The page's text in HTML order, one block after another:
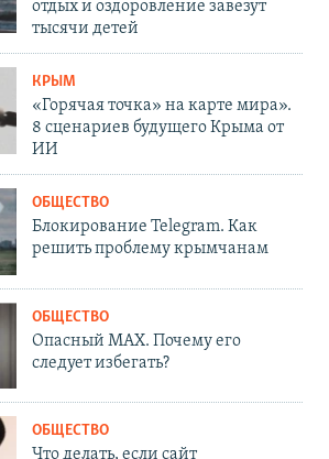
отдых и оздоровление завезут
тысячи детей
КРЫМ
«Горячая точка» на карте мира».
8 сценариев будущего Крыма от
ИИ
ОБЩЕСТВО
Блокирование Telegram. Как
решить проблему крымчанам
ОБЩЕСТВО
Опасный MAX. Почему его
следует избегать?
ОБЩЕСТВО
Что делать, если сайт